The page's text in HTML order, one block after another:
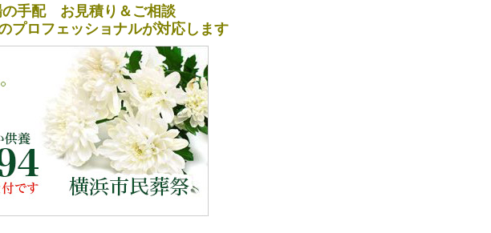
手配 お見積り＆ご相談
プロフェッショナルが対応します